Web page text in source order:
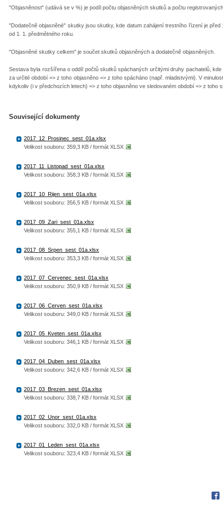
"Objasněnost" (udává se v %) je podíl počtu objasněných skutků a počtu
"Dodatečně objasněné" skutky jsou skutky, kde datum zahájení trestního řízení je
od 1. 1. předmětného roku.
"Objasněné skutky celkem" je součet skutků objasněných a dodatečně objasněných.
Sestava byla rozšířena o oddíl počtů skutků spáchaných určitými druhy pachatelů,
za určité období => z toho objasněno => z toho spácháno (např. mladistvými). V
kdykoliv (i v předchozích letech) => z toho objasněno ve sledovaném období => z toho
Související dokumenty
2017_12_Prosinec_sest_01a.xlsx
Velikost souboru: 359,3 KB / formát XLSX
2017_11_Listopad_sest_01a.xlsx
Velikost souboru: 358,3 KB / formát XLSX
2017_10_Rijen_sest_01a.xlsx
Velikost souboru: 356,5 KB / formát XLSX
2017_09_Zari_sest_01a.xlsx
Velikost souboru: 355,1 KB / formát XLSX
2017_08_Srpen_sest_01a.xlsx
Velikost souboru: 353,3 KB / formát XLSX
2017_07_Cervenec_sest_01a.xlsx
Velikost souboru: 350,9 KB / formát XLSX
2017_06_Cerven_sest_01a.xlsx
Velikost souboru: 349,0 KB / formát XLSX
2017_05_Kveten_sest_01a.xlsx
Velikost souboru: 346,1 KB / formát XLSX
2017_04_Duben_sest_01a.xlsx
Velikost souboru: 342,6 KB / formát XLSX
2017_03_Brezen_sest_01a.xlsx
Velikost souboru: 338,7 KB / formát XLSX
2017_02_Unor_sest_01a.xlsx
Velikost souboru: 332,0 KB / formát XLSX
2017_01_Leden_sest_01a.xlsx
Velikost souboru: 323,4 KB / formát XLSX